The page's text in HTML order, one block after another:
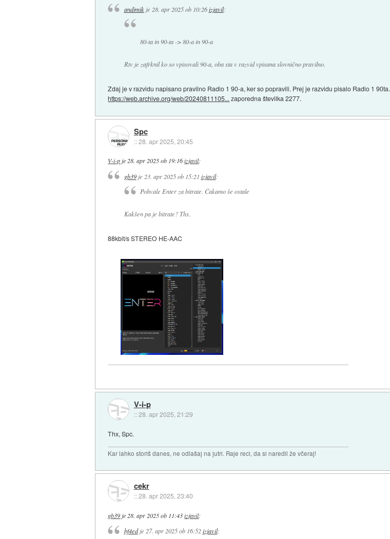
andimikje 28. apr 2025 ob 10:26 izjavil:
80-ta in 90-ta -> 80-a in 90-a
Rtv je zafrknil ko so vpisovali 90-a, oba sta v razvid vpisana slovnično pravilno.
Zdaj je v razvidu napisano pravilno Radio 1 90-a, ker so popravili. Prej je razvidu pisalo Radio 1 90ta.
https://web.archive.org/web/20240811105... zaporedna številka 2277.
Spc
::28. apr 2025, 20:45
V-i-pje28. apr 2025 ob 19:16 izjavil:
gb39je 23. apr 2025 ob 15:21 izjavil:
Pohvale Enter za bitrate. Čakamo še ostale
Kakšen pa je bitrate? Thx.
88kbit/s STEREO HE-AAC
V-i-p
::28. apr 2025, 21:29
Thx, Spc.
Kar lahko storiš danes, ne odlašaj na jutri. Raje reci, da si naredil že včeraj!
cekr
::28. apr 2025, 23:40
gb39 je 28. apr 2025 ob 11:43 izjavil:
bf4edje 27. apr 2025 ob 16:52 izjavil: